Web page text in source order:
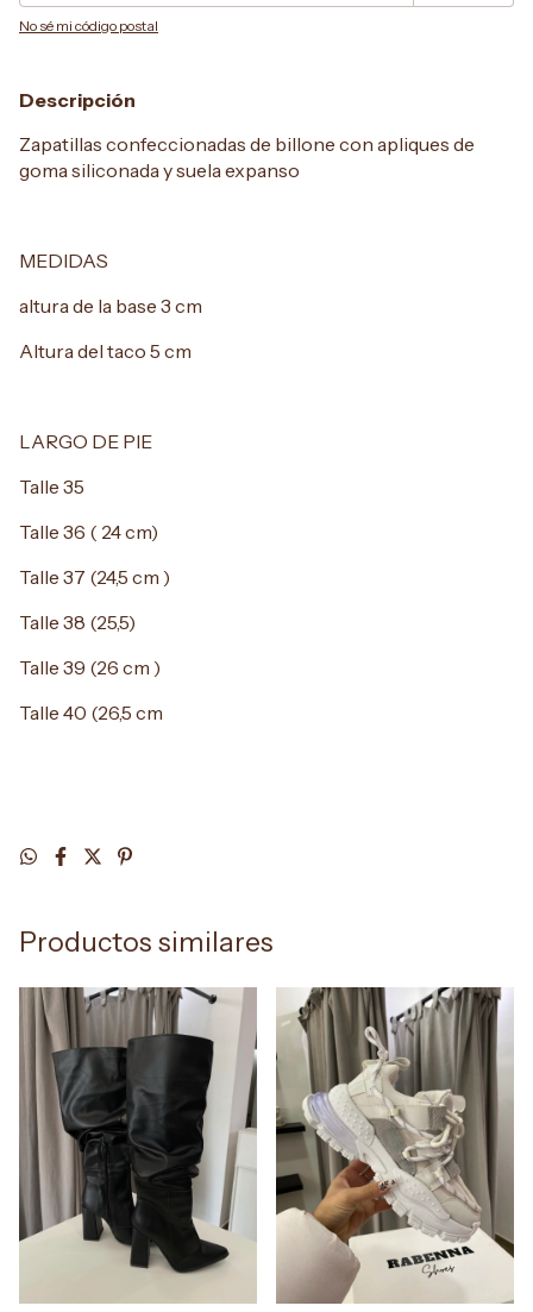
No sé mi código postal
Descripción
Zapatillas confeccionadas de billone con apliques de
goma siliconada y suela expanso
MEDIDAS
altura de la base 3 cm
Altura del taco 5 cm
LARGO DE PIE
Talle 35
Talle 36 ( 24 cm)
Talle 37 (24,5 cm )
Talle 38 (25,5)
Talle 39 (26 cm )
Talle 40 (26,5 cm
Productos similares